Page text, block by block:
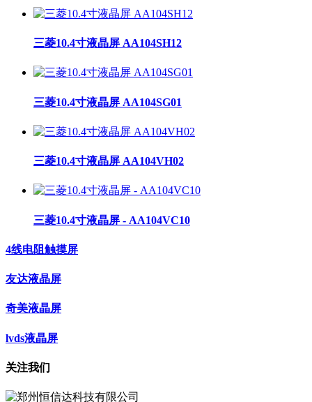
三菱10.4寸液晶屏 AA104SH12
三菱10.4寸液晶屏 AA104SG01
三菱10.4寸液晶屏 AA104VH02
三菱10.4寸液晶屏 - AA104VC10
4线电阻触摸屏
友达液晶屏
奇美液晶屏
lvds液晶屏
关注我们